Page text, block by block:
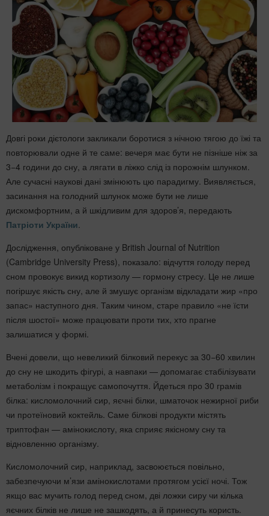
Довгі роки дієтологи закликали боротися з нічною тягою до їжі та
повторювали одне й те саме: вечеря має бути не пізніше ніж за
3−4 години до сну, а лягати в ліжко слід із порожнім шлунком.
Але сучасні наукові дані змінюють цю парадигму. Виявляється,
засинання на голодний шлунок може бути не лише
дискомфортним, а й шкідливим для здоров’я, передають
Патріоти України
Дослідження, опубліковане у British Journal of Nutrition
(Cambridge University Press), показало: відчуття голоду перед
сном провокує викид кортизолу — гормону стресу. Це не лише
погіршує якість сну, але й змушує організм відкладати жир «про
запас» наступного дня. Таким чином, старе правило «не їсти
після шостої» може працювати проти тих, хто прагне
залишатися у формі.
Вчені довели, що невеликий білковий перекус за 30−60 хвилин
до сну не шкодить фігурі, а навпаки — допомагає стабілізувати
метаболізм і покращує самопочуття. Йдеться про 30 грамів
білка: кисломолочний сир, яєчні білки, шматочок нежирної риби
чи протеїновий коктейль. Саме білкові продукти містять
триптофан — амінокислоту, яка сприяє якісному сну та
відновленню організму.
Кисломолочний сир, наприклад, засвоюється повільно,
забезпечуючи м’язи амінокислотами протягом усієї ночі. Тож
якщо вас мучить голод перед сном, дві ложки сиру чи кілька
яєчних білків не лише не зашкодять, а й принесуть користь.